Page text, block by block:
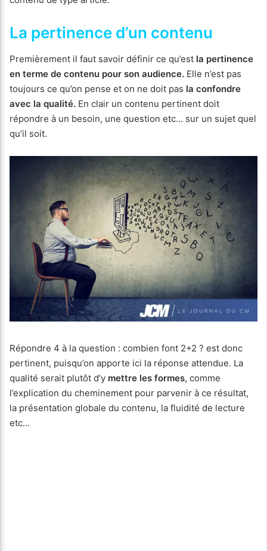
La pertinence d’un contenu
Premièrement il faut savoir définir ce qu’est la pertinence
en terme de contenu pour son audience. Elle n’est pas
toujours ce qu’on pense et on ne doit pas la confondre
avec la qualité. En clair un contenu pertinent doit
répondre à un besoin, une question etc… sur un sujet quel
qu’il soit.
Répondre 4 à la question : combien font 2+2 ? est donc
pertinent, puisqu’on apporte ici la réponse attendue. La
qualité serait plutôt d’y mettre les formes, comme
l’explication du cheminement pour parvenir à ce résultat,
la présentation globale du contenu, la fluidité de lecture
etc…